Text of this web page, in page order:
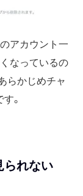
アカウント一
なっているの
らかじめチャ
。
られない